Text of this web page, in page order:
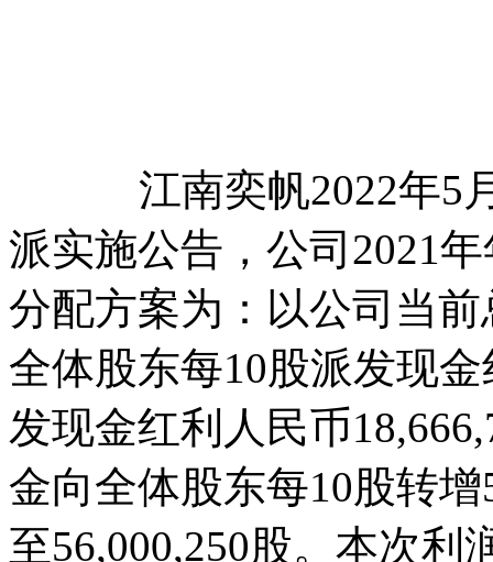
江南奕帆2022年5月
派实施公告，公司2021
分配方案为：以公司当
全体股东每10股派发现
发现金红利人民币
金向全体股东每10股转
至56,000,250股。本次